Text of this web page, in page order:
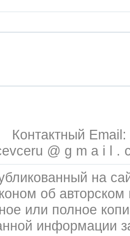
Контактный Email:
@ g m a i l .
на
об
или полное
информации